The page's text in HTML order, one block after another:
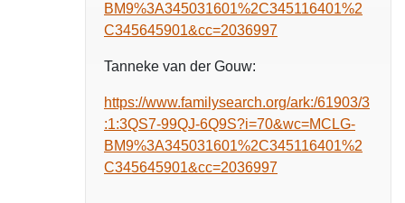
BM9%3A345031601%2C345116401%2
C345645901&cc=2036997
Tanneke van der Gouw:
https://www.familysearch.org/ark:/61903/3
:1:3QS7-99QJ-6Q9S?i=70&wc=MCLG-
BM9%3A345031601%2C345116401%2
C345645901&cc=2036997